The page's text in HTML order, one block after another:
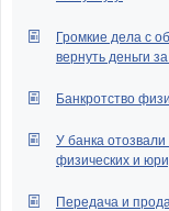
Громкие дела с
вернуть деньги
Банкротство
У банка
физических и
Передача и